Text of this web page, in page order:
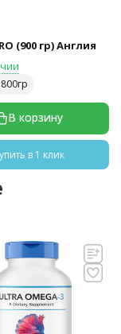
(900 гр) Англия
В корзину
в 1 клик